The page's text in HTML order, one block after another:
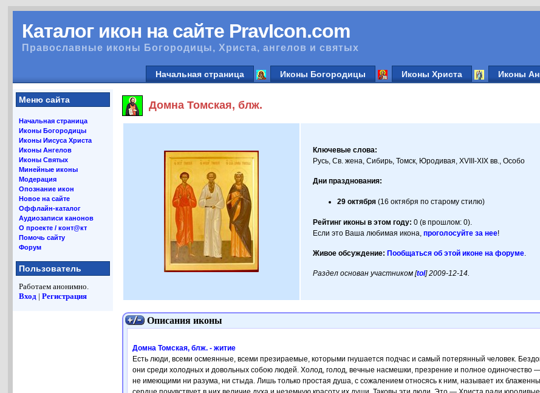
Каталог икон на сайте PravIcon.com
Православные иконы Богородицы, Христа, ангелов и святых
Начальная страница Иконы Богородицы Иконы Христа Иконы
Меню сайта
Начальная страница
Иконы Богородицы
Иконы Иисуса Христа
Иконы Ангелов
Иконы Святых
Минейные иконы
Модерация
Опознание икон
Новое на сайте
Оффлайн-каталог
Аудиозаписи канонов
О проекте / конт@кт
Помочь сайту
Форум
Пользователь
Работаем анонимно.
Вход |Регистрация
Домна Томская, блж.
Ключевые слова:
Русь, Св. жена, Сибирь, Томск, Юродивая, XVIII-XIX вв., Особо
Дни празднования:
29 октября (16 октября по старому стилю)
Рейтинг иконы в этом году: 0 (в прошлом: 0).
Если это Ваша любимая икона,проголосуйте за нее!
Живое обсуждение: Пообщаться об этой иконе на форуме.
Раздел основан участником [tol] 2009-12-14.
Описания иконы
Домна Томская, блж. - житие
Есть люди, всеми осмеянные, всеми прези­раемые, которыми гнушается подчас и самый потерянный человек.
они среди холодных и довольных собою людей. Холод, голод, вечные насмешки, пре­зрение и полное
не имеющими ни разу­ма, ни стыда. Лишь только простая душа, с сожалением отно­сясь к ним, называет их